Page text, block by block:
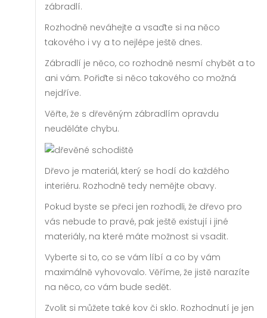
zábradlí.
Rozhodně neváhejte a vsaďte si na něco
takového i vy a to nejlépe ještě dnes.
Zábradlí je něco, co rozhodně nesmí chybět a to
ani vám. Pořiďte si něco takového co možná
nejdříve.
Věřte, že s dřevěným zábradlím opravdu
neuděláte chybu.
Dřevo je materiál, který se hodí do každého
interiéru. Rozhodně tedy nemějte obavy.
Pokud byste se přeci jen rozhodli, že dřevo pro
vás nebude to pravé, pak ještě existují i jiné
materiály, na které máte možnost si vsadit.
Vyberte si to, co se vám líbí a co by vám
maximálně vyhovovalo. Věříme, že jistě narazíte
na něco, co vám bude sedět.
Zvolit si můžete také kov či sklo. Rozhodnutí je jen